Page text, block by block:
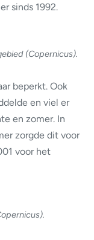
sinds 1992.
(Copernicus).
beperkt. Ook
en viel er
en zomer. In
zorgde dit voor
voor het